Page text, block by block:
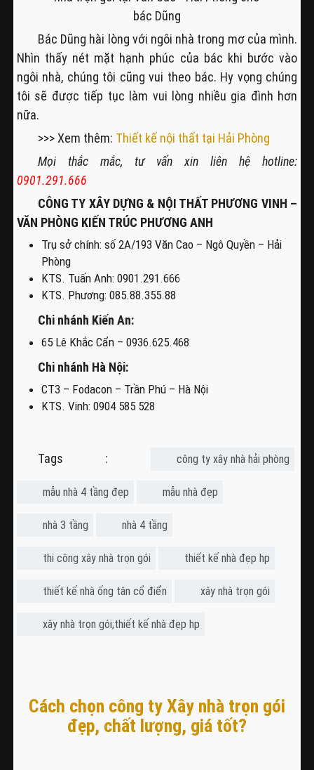
Bác Dũng hài lòng với ngôi nhà trong mơ của mình.
Nhìn thấy nét mặt hạnh phúc của bác khi bước vào
ngôi nhà, chúng tôi cũng vui theo bác. Hy vọng chúng
tôi sẽ được tiếp tục làm vui lòng nhiều gia đình hơn
nữa.
>>> Xem thêm: Thiết kế nội thất tại Hải Phòng
Mọi thắc mắc, tư vấn xin liên hệ hotline:
0901.291.666
CÔNG TY XÂY DỰNG & NỘI THẤT PHƯƠNG VINH –
VĂN PHÒNG KIẾN TRÚC PHƯƠNG ANH
Trụ sở chính: số 2A/193 Văn Cao – Ngô Quyền – Hải
Phòng
KTS. Tuấn Anh: 0901.291.666
KTS. Phương: 085.88.355.88
Chi nhánh Kiến An:
65 Lê Khắc Cẩn – 0936.625.468
Chi nhánh Hà Nội:
CT3 – Fodacon – Trần Phú – Hà Nội
KTS. Vinh: 0904 585 528
Tags : công ty xây nhà hải phòng
mẫu nhà 4 tầng đẹp mẫu nhà đẹp
nhà 3 tầng nhà 4 tầng
thi công xây nhà trọn gói thiết kế nhà đẹp hp
thiết kế nhà ống tân cổ điển xây nhà trọn gói
xây nhà trọn gói;thiết kế nhà đẹp hp
Cách chọn công ty Xây nhà trọn gói
đẹp, chất lượng, giá tốt?